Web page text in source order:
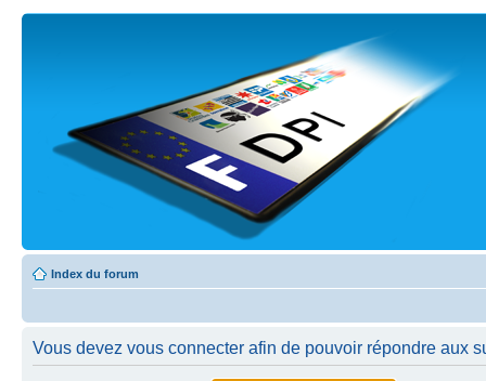
Index du forum
Vous devez vous connecter afin de pouvoir répondre aux